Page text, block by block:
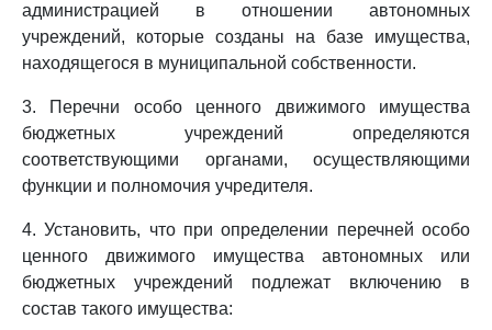
администрацией в отношении автономных
учреждений, которые созданы на базе имущества,
находящегося в муниципальной собственности.
3. Перечни особо ценного движимого имущества
бюджетных учреждений определяются
соответствующими органами, осуществляющими
функции и полномочия учредителя.
4. Установить, что при определении перечней особо
ценного движимого имущества автономных или
бюджетных учреждений подлежат включению в
состав такого имущества: